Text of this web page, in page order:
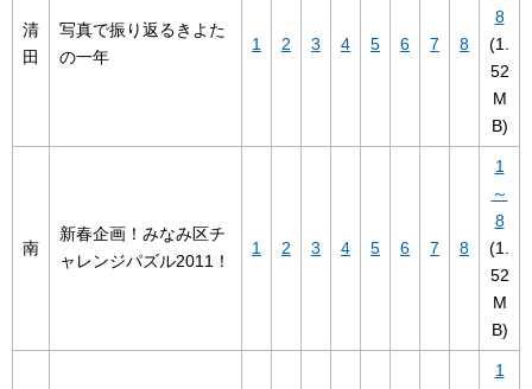
清
田
写真で振り返るきよた
の一年
1 2 3 4 5 6 7 8
8
(1.
52
M
B)
南
新春企画！みなみ区チ
ャレンジパズル2011！
1 2 3 4 5 6 7 8
1
～
8
(1.
52
M
B)
1